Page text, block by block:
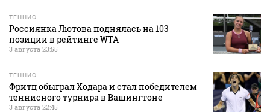
ТЕННИС
Россиянка Лютова поднялась на 103
позиции в рейтинге WTA
3 августа 23:55
ТЕННИС
Фритц обыграл Ходара и стал победителем
теннисного турнира в Вашингтоне
3 августа 22:45